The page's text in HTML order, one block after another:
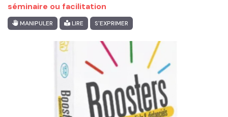
séminaire ou facilitation
MANIPULER LIRE S'EXPRIMER